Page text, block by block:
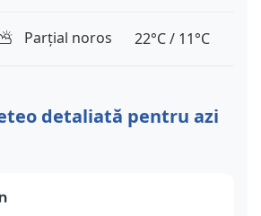
Parțial noros 22°C / 11°C
detaliată pentru azi